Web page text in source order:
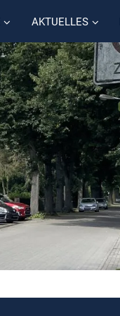
AKTUELLES